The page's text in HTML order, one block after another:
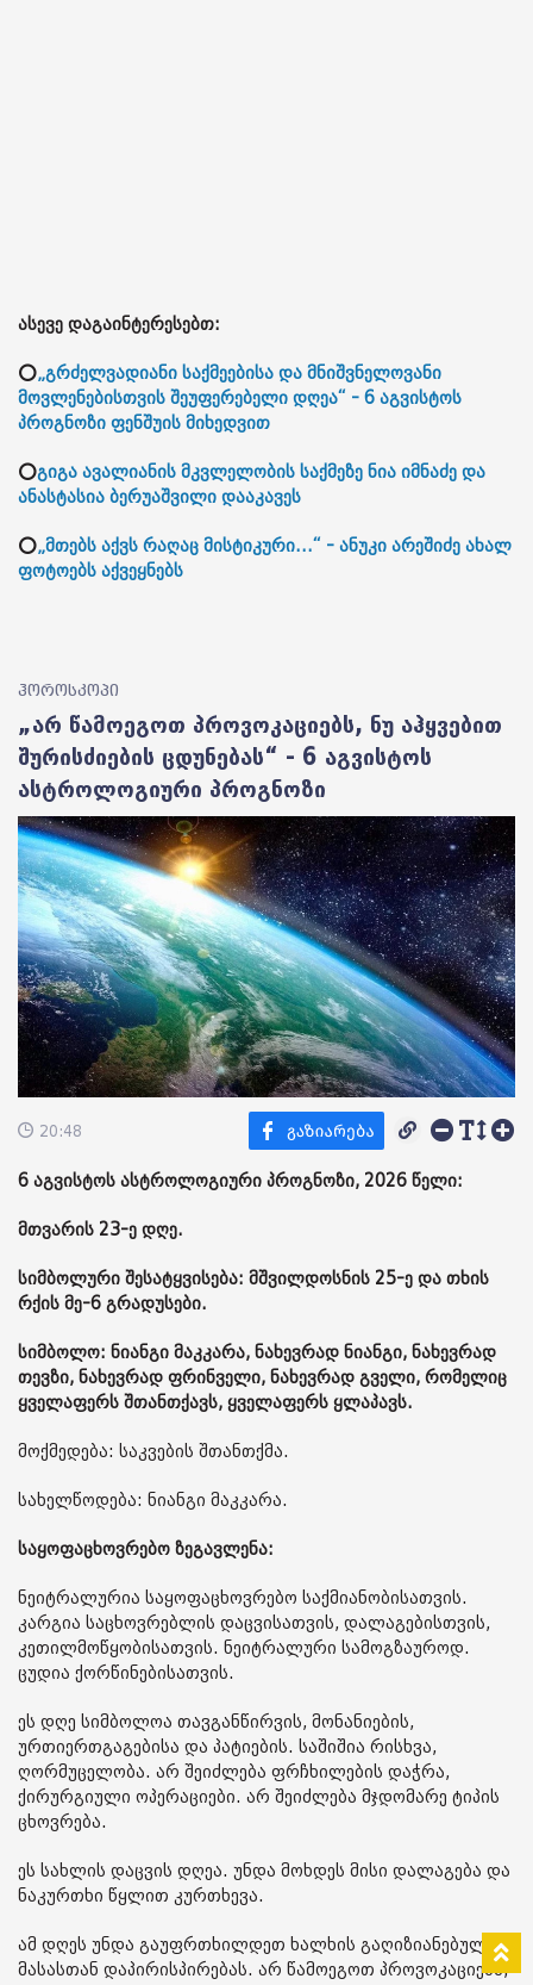
ასევე დაგაინტერესებთ:
⭕„გრძელვადიანი საქმეებისა და მნიშვნელოვანი
მოვლენებისთვის შეუფერებელი დღეა“ - 6 აგვისტოს
პროგნოზი ფენშუის მიხედვით
⭕გიგა ავალიანის მკვლელობის საქმეზე ნია იმნაძე და
ანასტასია ბერუაშვილი დააკავეს
⭕„მთებს აქვს რაღაც მისტიკური...“ - ანუკი არეშიძე ახალ
ფოტოებს აქვეყნებს
ჰოროსკოპი
„არ წამოეგოთ პროვოკაციებს, ნუ აჰყვებით
შურისძიების ცდუნებას“ - 6 აგვისტოს
ასტროლოგიური პროგნოზი
20:48
6 აგვისტოს ასტროლოგიური პროგნოზი, 2026 წელი:
მთვარის 23-ე დღე.
სიმბოლური შესატყვისება: მშვილდოსნის 25-ე და თხის
რქის მე-6 გრადუსები.
სიმბოლო: ნიანგი მაკკარა, ნახევრად ნიანგი, ნახევრად
თევზი, ნახევრად ფრინველი, ნახევრად გველი, რომელიც
ყველაფერს შთანთქავს, ყველაფერს ყლაპავს.
მოქმედება: საკვების შთანთქმა.
სახელწოდება: ნიანგი მაკკარა.
საყოფაცხოვრებო ზეგავლენა:
ნეიტრალურია საყოფაცხოვრებო საქმიანობისათვის.
კარგია საცხოვრებლის დაცვისათვის, დალაგებისთვის,
კეთილმოწყობისათვის. ნეიტრალური სამოგზაუროდ.
ცუდია ქორწინებისათვის.
ეს დღე სიმბოლოა თავგანწირვის, მონანიების,
ურთიერთგაგებისა და პატიების. საშიშია რისხვა,
ღორმუცელობა. არ შეიძლება ფრჩხილების დაჭრა,
ქირურგიული ოპერაციები. არ შეიძლება მჯდომარე ტიპის
ცხოვრება.
ეს სახლის დაცვის დღეა. უნდა მოხდეს მისი დალაგება და
ნაკურთხი წყლით კურთხევა.
ამ დღეს უნდა გაუფრთხილდეთ ხალხის გაღიზიანებულ
მასასთან დაპირისპირებას. არ წამოეგოთ პროვოკაციებს,